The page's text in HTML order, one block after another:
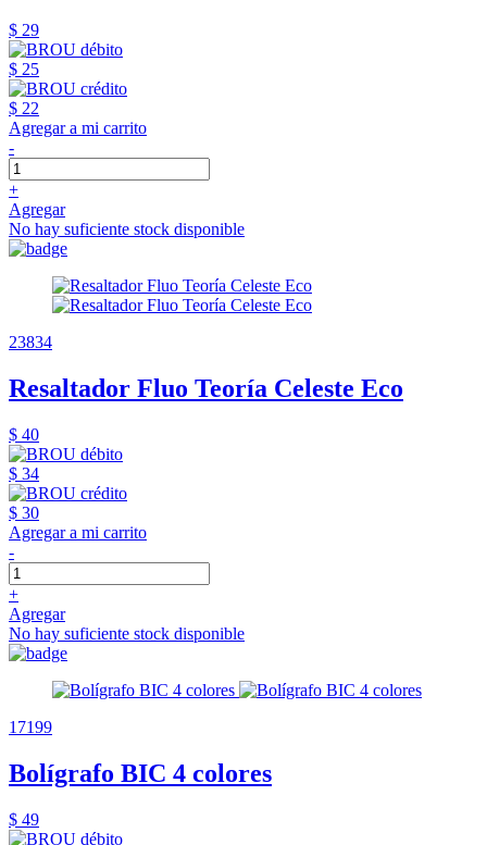
$ 29
$ 25
$ 22
Agregar a mi carrito
-
+
Agregar
No hay suficiente stock disponible
23834
Resaltador Fluo Teoría Celeste Eco
$ 40
$ 34
$ 30
Agregar a mi carrito
-
+
Agregar
No hay suficiente stock disponible
17199
Bolígrafo BIC 4 colores
$ 49